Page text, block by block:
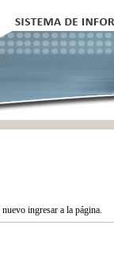
ingresar a la página.